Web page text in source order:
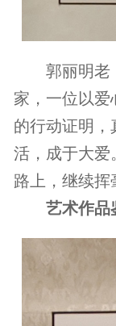
郭丽明老
家，一位以爱
的行动证明，
活，成于大爱
路上，继续挥
艺术作品